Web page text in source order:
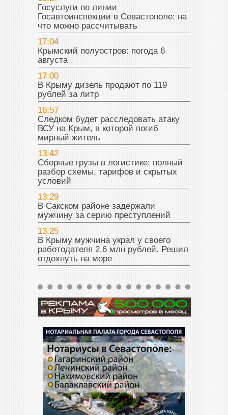
Госуслуги по линии
Госавтоинспекции в Севастополе: на
что можно рассчитывать
17:04
Крымский полуостров: погода 6
августа
17:00
В Крыму дизель продают по 119
рублей за литр
16:57
Следком будет расследовать атаку
ВСУ на Крым, в которой погиб
мирный житель
13:42
Сборные грузы в логистике: полный
разбор схемы, тарифов и скрытых
условий
13:29
В Сакском районе задержали
мужчину за серию преступлений
13:25
В Крыму мужчина украл у своего
работодателя 2,6 млн рублей. Решил
отдохнуть на море